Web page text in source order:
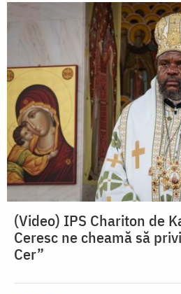
(Video) IPS Chariton de
Ceresc ne cheamă să
Cer”